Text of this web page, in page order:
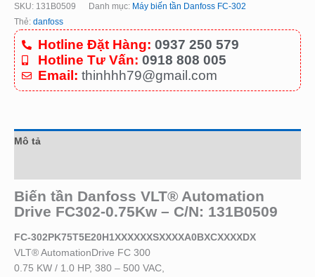
SKU: 131B0509 Danh mục: Máy biến tần Danfoss FC-302
Thẻ: danfoss
Hotline Đặt Hàng: 0937 250 579
Hotline Tư Vấn: 0918 808 005
Email: thinhhh79@gmail.com
Mô tả
Biến tần Danfoss VLT® Automation
Drive FC302-0.75Kw – C/N: 131B0509
FC-302PK75T5E20H1XXXXXXSXXXXA0BXCXXXXDX
VLT® AutomationDrive FC 300
0.75 KW / 1.0 HP, 380 – 500 VAC,